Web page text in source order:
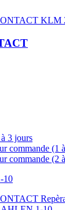
3 jours
commande (1
commande (2
10